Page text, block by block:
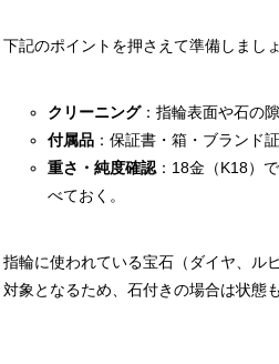
下記のポイントを押さえて準備しましょ
クリーニング：指輪表面や石の
付属品 ：保証書・箱・ブランド
重さ・純度確認 ：18金（K18）
べておく。
指輪に使われている宝石（ダイヤ、ル
対象となるため、石付きの場合は状態